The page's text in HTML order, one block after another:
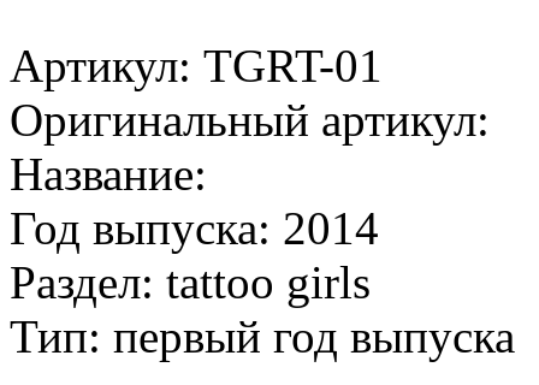
Артикул: TGRT-01
Оригинальный артикул:
Название:
Год выпуска: 2014
Раздел: tattoo girls
Тип: первый год выпуска